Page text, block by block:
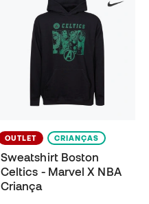
OUTLET CRIANÇAS
Sweatshirt Boston
Celtics - Marvel X NBA
Criança